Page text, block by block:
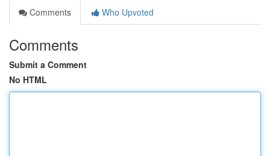
Comments
Who Upvoted
Comments
Submit a Comment
No HTML